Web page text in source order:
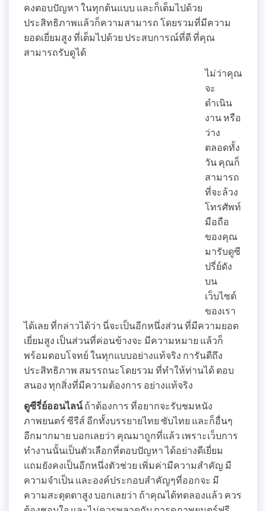
คงตอบปัญหา ในทุกต้นแบบ และก็เต็มไปด้วย
ประสิทธิภาพแล้วก็ความสามารถ โดยรวมที่มีความ
ยอดเยี่ยมสูง ที่เต็มไปด้วย ประสบการณ์ที่ดี ที่คุณ
สามารถรับดูได้
ไม่ว่าคุณ
จะ
ดำเนิน
งาน หรือ
ว่าง
ตลอดทั้ง
วัน คุณก็
สามารถ
ที่จะล้วง
โทรศัพท์
มือถือ
ของคุณ
มารับดูซี
ปรี่ย์ดัง
บน
เว็บไซต์
ของเรา
ได้เลย ที่กล่าวได้ว่า นี่จะเป็นอีกหนึ่งส่วน ที่มีความยอด
เยี่ยมสูง เป็นส่วนที่ค่อนข้างจะ มีความหมาย แล้วก็
พร้อมตอบโจทย์ ในทุกแบบอย่างแท้จริง การันตีถึง
ประสิทธิภาพ สมรรถนะโดยรวม ที่ทำให้ท่านได้ ตอบ
สนอง ทุกสิ่งที่มีความต้องการ อย่างแท้จริง
ดูซีรี่ย์ออนไลน์ถ้าต้องการ ที่อยากจะรับชมหนัง
ภาพยนตร์ ซีรีส์ อีกทั้งบรรยายไทย ซับไทย และก็อื่นๆ
อีกมากมาย บอกเลยว่า คุณมาถูกที่แล้ว เพราะเว็บการ
ทำงานนั้นเป็นตัวเลือกที่ตอบปัญหา ได้อย่างดีเยี่ยม
แถมยังคงเป็นอีกหนึ่งตัวช่วย เพิ่มค่ามีความสำคัญ มี
ความจำเป็น และองค์ประกอบสำคัญๆที่ออกจะ มี
ความสะดุดตาสูง บอกเลยว่า ถ้าคุณได้ทดลองแล้ว ควร